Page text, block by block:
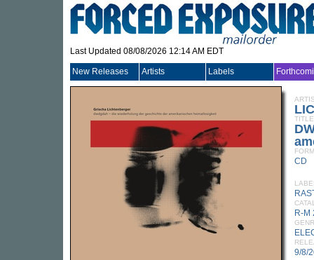
Last Updated 08/08/2026 12:14 AM EDT
New Releases Artists Labels
TITLE
CD
R-M
9/8/